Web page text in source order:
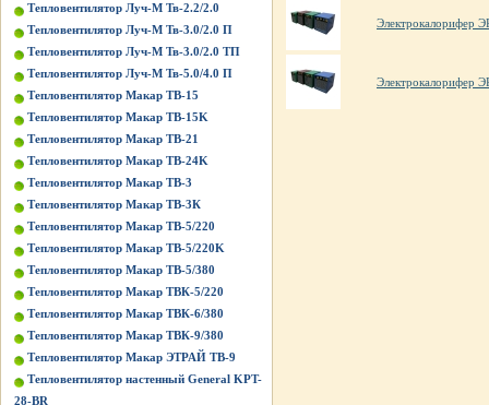
Тепловентилятор Луч-М Тв-2.2/2.0
Тепловентилятор Луч-М Тв-3.0/2.0 П
Тепловентилятор Луч-М Тв-3.0/2.0 ТП
Тепловентилятор Луч-М Тв-5.0/4.0 П
Тепловентилятор Макар ТВ-15
Тепловентилятор Макар ТВ-15K
Тепловентилятор Макар ТВ-21
Тепловентилятор Макар ТВ-24K
Тепловентилятор Макар ТВ-3
Тепловентилятор Макар ТВ-3К
Тепловентилятор Макар ТВ-5/220
Тепловентилятор Макар ТВ-5/220K
Тепловентилятор Макар ТВ-5/380
Тепловентилятор Макар ТВК-5/220
Тепловентилятор Макар ТВК-6/380
Тепловентилятор Макар ТВК-9/380
Тепловентилятор Макар ЭТРАЙ ТВ-9
Тепловентилятор настенный General KPT-
28-BR
Электрокалорифер
Электрокалорифер